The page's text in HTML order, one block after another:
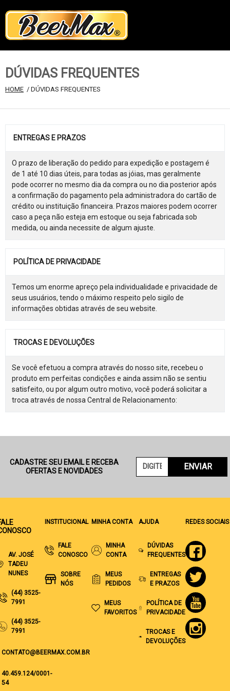
DÚVIDAS FREQUENTES
HOME / DÚVIDAS FREQUENTES
ENTREGAS E PRAZOS
O prazo de liberação do pedido para expedição e postagem é
de 1 até 10 dias úteis, para todas as jóias, mas geralmente
pode ocorrer no mesmo dia da compra ou no dia posterior após
a confirmação do pagamento pela administradora do cartão de
crédito ou instituição financeira. Prazos maiores podem ocorrer
caso a peça não esteja em estoque ou seja fabricada sob
medida, ou ainda necessite de algum ajuste.
POLÍTICA DE PRIVACIDADE
Temos um enorme apreço pela individualidade e privacidade de
seus usuários, tendo o máximo respeito pelo sigilo de
informações obtidas através de seu website.
TROCAS E DEVOLUÇÕES
Se você efetuou a compra através do nosso site, recebeu o
produto em perfeitas condições e ainda assim não se sentiu
satisfeito, ou por algum outro motivo, você poderá solicitar a
troca através de nossa Central de Relacionamento:
CADASTRE SEU EMAIL E RECEBA
OFERTAS E NOVIDADES
ENVIAR
AV. JOSÉ
TADEU
NUNES
(44) 3525-
7991
(44) 3525-
7991
CONTATO@BEERMAX.COM.BR
40.459.124/0001-
54
INSTITUCIONAL
FALE
CONOSCO
SOBRE
NÓS
MINHA CONTA
MINHA
CONTA
MEUS
PEDIDOS
MEUS
FAVORITOS
AJUDA
DÚVIDAS
FREQUENTES
ENTREGAS
E PRAZOS
POLÍTICA DE
PRIVACIDADE
TROCAS E
DEVOLUÇÕES
REDES SOCIAIS